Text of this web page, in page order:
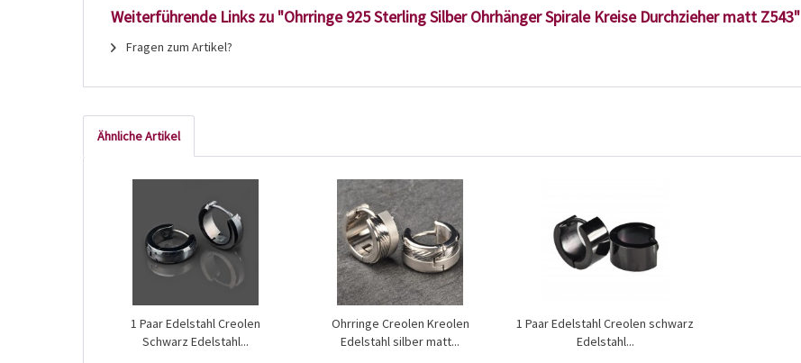
Weiterführende Links zu "Ohrringe 925 Sterling Silber Ohrhänger Spirale Kreise Durchzieher matt Z543"
Fragen zum Artikel?
Ähnliche Artikel
1 Paar Edelstahl Creolen
Schwarz Edelstahl...
Ohrringe Creolen Kreolen
Edelstahl silber matt...
1 Paar Edelstahl Creolen schwarz
Edelstahl...